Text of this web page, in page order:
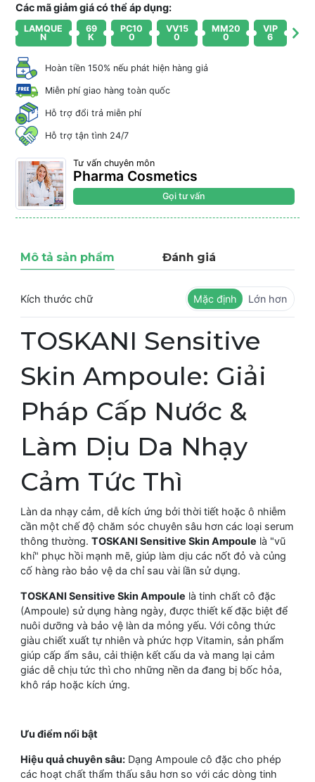
Các mã giảm giá có thể áp dụng:
LAMQUE
N
69
K
PC10
0
VV15
0
MM20
0
VIP
6
Hoàn tiền 150% nếu phát hiện hàng giả
Miễn phí giao hàng toàn quốc
Hỗ trợ đổi trả miễn phí
Hỗ trợ tận tình 24/7
Tư vấn chuyên môn
Pharma Cosmetics
Gọi tư vấn
Mô tả sản phẩm Đánh giá
Kích thước chữ Mặc định Lớn hơn
TOSKANI Sensitive
Skin Ampoule: Giải
Pháp Cấp Nước &
Làm Dịu Da Nhạy
Cảm Tức Thì
Làn da nhạy cảm, dễ kích ứng bởi thời tiết hoặc ô nhiễm
cần một chế độ chăm sóc chuyên sâu hơn các loại serum
thông thường. TOSKANI Sensitive Skin Ampoule là "vũ
khí" phục hồi mạnh mẽ, giúp làm dịu các nốt đỏ và củng
cố hàng rào bảo vệ da chỉ sau vài lần sử dụng.
TOSKANI Sensitive Skin Ampoule là tinh chất cô đặc
(Ampoule) sử dụng hàng ngày, được thiết kế đặc biệt để
nuôi dưỡng và bảo vệ làn da mỏng yếu. Với công thức
giàu chiết xuất tự nhiên và phức hợp Vitamin, sản phẩm
giúp cấp ẩm sâu, cải thiện kết cấu da và mang lại cảm
giác dễ chịu tức thì cho những nền da đang bị bốc hỏa,
khô ráp hoặc kích ứng.
Ưu điểm nổi bật
Hiệu quả chuyên sâu: Dạng Ampoule cô đặc cho phép
các hoạt chất thẩm thấu sâu hơn so với các dòng tinh